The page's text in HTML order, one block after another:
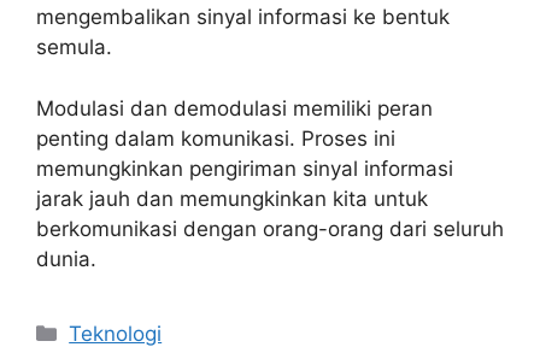
mengembalikan sinyal informasi ke bentuk
semula.
Modulasi dan demodulasi memiliki peran
penting dalam komunikasi. Proses ini
memungkinkan pengiriman sinyal informasi
jarak jauh dan memungkinkan kita untuk
berkomunikasi dengan orang-orang dari seluruh
dunia.
Categories
Teknologi